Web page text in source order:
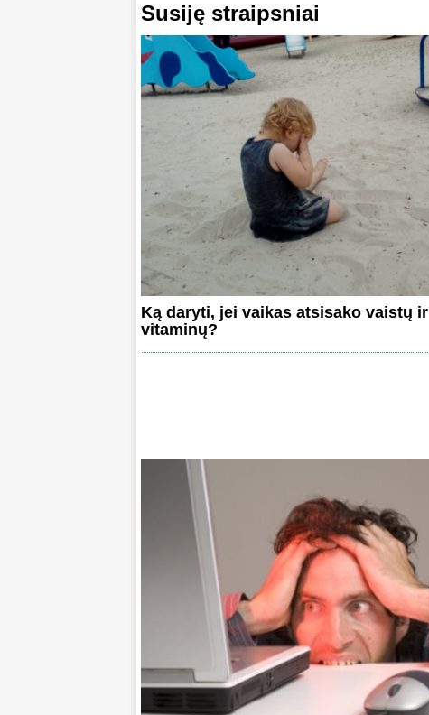
Susiję straipsniai
Ką daryti, jei vaikas atsisako vaistų ir
vitaminų?